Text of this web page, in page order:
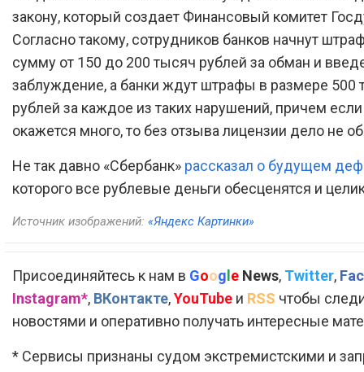
закону, который создает Финансовый комитет
Согласно такому, сотрудников банков начнут
сумму от 150 до 200 тысяч рублей за обман и
заблуждение, а банки ждут штрафы в размере 500
рублей за каждое из таких нарушений, причем
окажется много, то без отзыва лицензии дело не
Не так давно «Сбербанк» рассказал о будущем
которого все рублевые деньги обесценятся и
Источник изображений: «Яндекс Картинки»
Присоединяйтесь к нам в Google News, Twitter,
Instagram*, ВКонтакте,YouTube и RSS чтобы
новостями и оперативно получать интересные
* Сервисы признаны судом экстремистскими и